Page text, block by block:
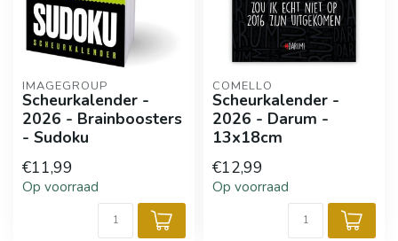
IMAGEGROUP
Scheurkalender -
2026 - Brainboosters
- Sudoku
€11,99
Op voorraad
COMELLO
Scheurkalender -
2026 - Darum -
13x18cm
€12,99
Op voorraad